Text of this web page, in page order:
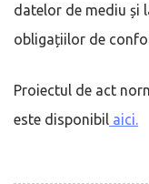
datelor de mediu și
obligațiilor de
Proiectul de act
este disponibil aici.